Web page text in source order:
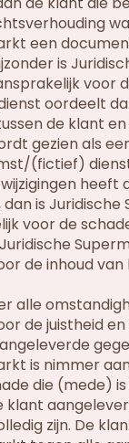
een
is
voor
oordeelt
de klant
gezien als
(fictief)
wijzigingen
is Juridische
voor de
de inhoud van
alle
de juistheid
is nimmer
die (mede)
klant
zijn. De